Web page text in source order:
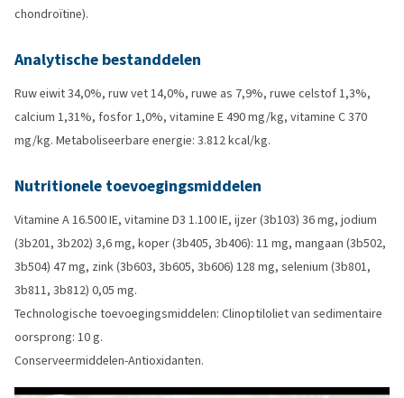
chondroïtine).
Analytische bestanddelen
Ruw eiwit 34,0%, ruw vet 14,0%, ruwe as 7,9%, ruwe celstof 1,3%,
calcium 1,31%, fosfor 1,0%, vitamine E 490 mg/kg, vitamine C 370
mg/kg. Metaboliseerbare energie: 3.812 kcal/kg.
Nutritionele toevoegingsmiddelen
Vitamine A 16.500 IE, vitamine D3 1.100 IE, ijzer (3b103) 36 mg, jodium
(3b201, 3b202) 3,6 mg, koper (3b405, 3b406): 11 mg, mangaan (3b502,
3b504) 47 mg, zink (3b603, 3b605, 3b606) 128 mg, selenium (3b801,
3b811, 3b812) 0,05 mg.
Technologische toevoegingsmiddelen: Clinoptiloliet van sedimentaire
oorsprong: 10 g.
Conserveermiddelen-Antioxidanten.